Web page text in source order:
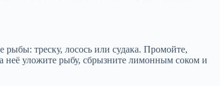
треску, лосось или судака. Промойте,
неё уложите рыбу, сбрызните лимонным соком и